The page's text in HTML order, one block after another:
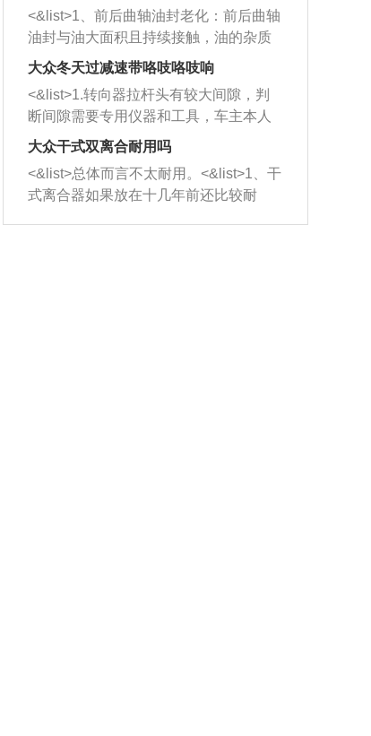
西取出来。但如果是因为积碳过多引起
的堵塞，就需要将三元催化器泡在草酸
洗剂对堵塞的情况得到解决，将清洗剂
放在燃油箱中，与燃油混合后，车辆启
动时，就可以和汽油一起进入到燃烧
室，最后形成废气排出，就可以让三元
催化器得到清洗，排气管堵塞的情况就
能够得到解决。
一圈半的练习，往右同样也要打相同的
圈数。 <&list>3、最后强调要反复练
习，这样就可以形成肌肉记忆，在真实
驾驶车辆时，不需要记忆也能打好方
向。
<&list>1、前后曲轴油封老化：前后曲轴
油封与油大面积且持续接触，油的杂质
和发动机内持续温度变化使其密封效果
逐渐减弱，导致渗油或漏油。<&list>2、
活塞间隙过大：积碳会使活塞环与缸体
的间隙扩大，导致机油流入燃烧室中，
造成烧机油。<&list>3、机油粘度。使用
机油粘度过小的话，同样会有烧机油现
象，机油粘度过小具有很好的流动性，
大众冬天过减速带咯吱咯吱响
<&list>1.转向器拉杆头有较大间隙，判
断间隙需要专用仪器和工具，车主本人
无法制作，需要将车辆送到修理厂或4s
店；<&list>2.车辆半轴套管防尘罩破
裂，破裂后会出现漏油现象，使半轴磨
损严重，磨损的半轴容易损坏，产生异
响；<&list>3.稳定器的转向胶套和球头
大众干式双离合耐用吗
<&list>总体而言不太耐用。<&list>1、干
式离合器如果放在十几年前还比较耐